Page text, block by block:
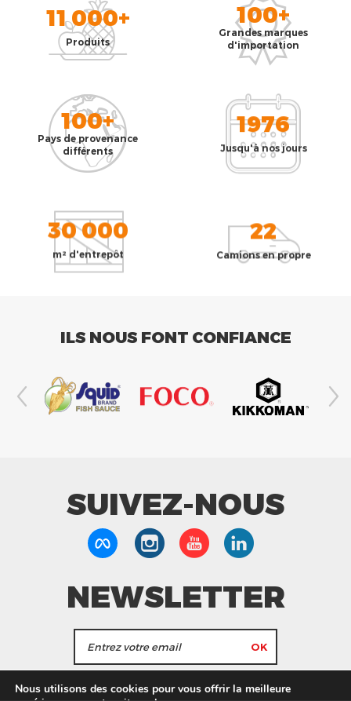
11 000+
Produits
100+
Grandes marques
d'importation
100+
Pays de provenance
différents
1976
Jusqu'à nos jours
30 000
m² d'entrepôt
22
Camions en propre
ILS NOUS FONT CONFIANCE
SUIVEZ-NOUS
NEWSLETTER
J'accepte de recevoir les actualités et les
Nous utilisons des cookies pour vous offrir la meilleure